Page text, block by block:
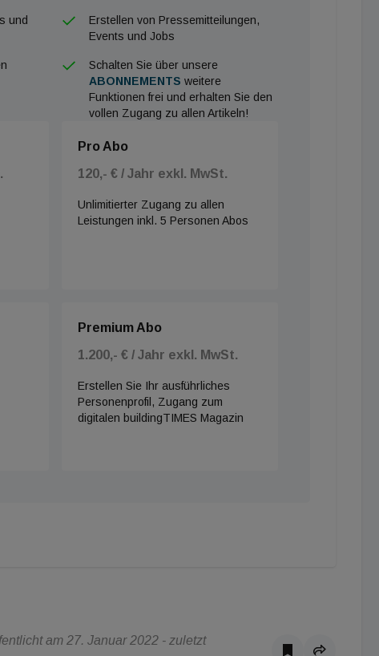
und
Erstellen von Pressemitteilungen,
Events und Jobs
Schalten Sie über unsere
ABONNEMENTS weitere
Funktionen frei und erhalten Sie den
vollen Zugang zu allen Artikeln!
Pro Abo
120,- € / Jahr exkl. MwSt.
Unlimitierter Zugang zu allen
Leistungen inkl. 5 Personen Abos
Premium Abo
1.200,- € / Jahr exkl. MwSt.
Erstellen Sie Ihr ausführliches
Personenprofil, Zugang zum
digitalen buildingTIMES Magazin
am 27. Januar 2022 - zuletzt